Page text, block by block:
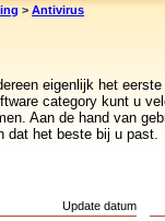
> Antivirus
eigenlijk het
category kunt u
Aan de hand van
dat het beste bij u past.
Update datum